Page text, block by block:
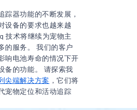
踪器功能的不断发展，
设备的要求也越来越
技术将继续为宠物主
的服务。 我们的客户
响电池寿命的情况下开
备的功能。 请探索我
尖端解决方案 ，它们将
宠物定位和活动追踪